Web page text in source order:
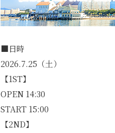
■日時
2026.7.25（土）
【1ST】
OPEN 14:30
START 15:00
【2ND】